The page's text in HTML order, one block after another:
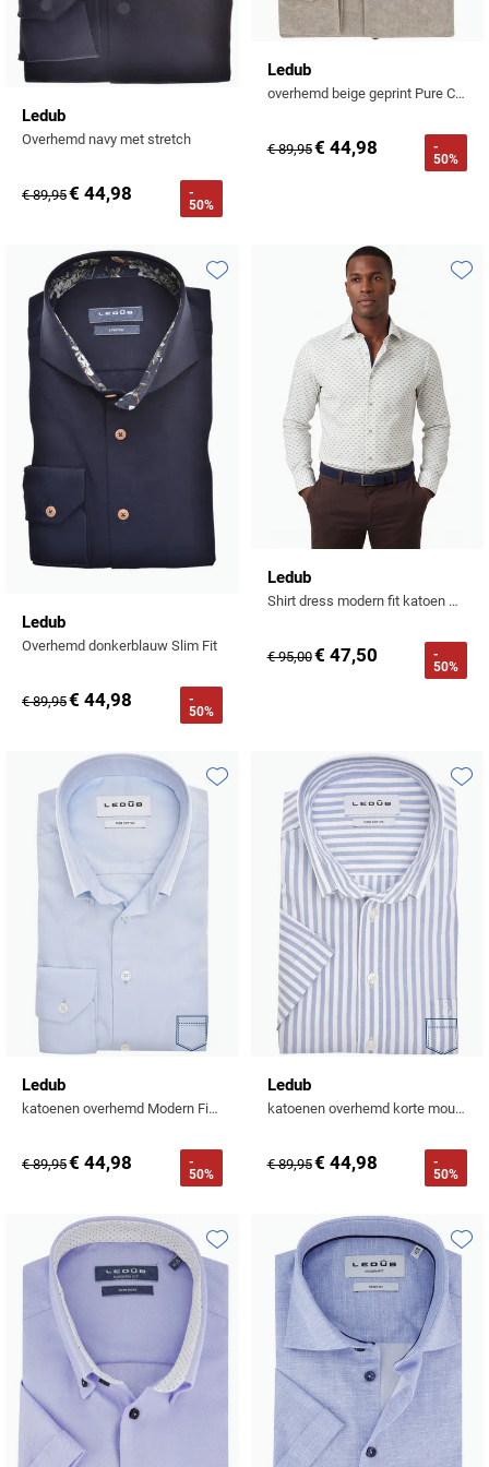
Ledub
Overhemd navy met stretch
€ 89,95€ 44,98
-
50%
Ledub
overhemd beige geprint Pure Cotton lange mouw
€ 89,95€ 44,98
-
50%
Ledub
Overhemd donkerblauw Slim Fit
€ 89,95€ 44,98
-
50%
Toevoegen aan favorieten
Ledub
Shirt dress modern fit katoen ml 7 blauw wit geprint
€ 95,00€ 47,50
-
50%
Ledub
katoenen overhemd Modern Fit effen lichtblauw
€ 89,95€ 44,98
-
50%
Toevoegen aan favorieten
Ledub
katoenen overhemd korte mouw blauw gestreept
€ 89,95€ 44,98
-
50%
Toevoegen aan favorieten